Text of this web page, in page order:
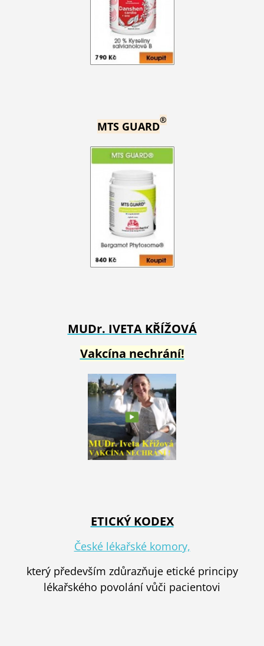
MTS GUARD®
MUDr. IVETA KŘÍŽOVÁ
Vakcína nechrání!
ETICKÝ KODEX
České lékařské komory,
který především zdůrazňuje etické principy
lékařského povolání vůči pacientovi